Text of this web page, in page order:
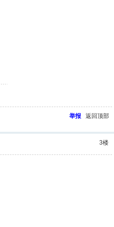
举报 返回顶部
3楼